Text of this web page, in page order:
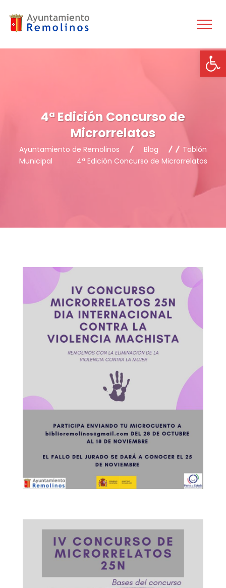
4ª Edición Concurso de
Microrrelatos
Ayuntamiento de Remolinos Blog
Tablón
Municipal
4ª Edición Concurso de Microrrelatos